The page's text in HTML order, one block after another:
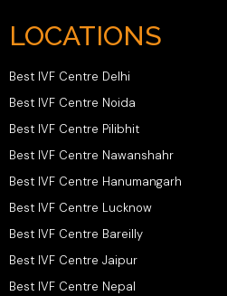
LOCATIONS
Best IVF Centre Delhi
Best IVF Centre Noida
Best IVF Centre Pilibhit
Best IVF Centre Nawanshahr
Best IVF Centre Hanumangarh
Best IVF Centre Lucknow
Best IVF Centre Bareilly
Best IVF Centre Jaipur
Best IVF Centre Nepal